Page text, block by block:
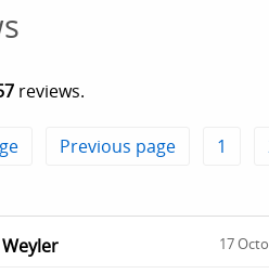
reviews.
Previous page 1
17